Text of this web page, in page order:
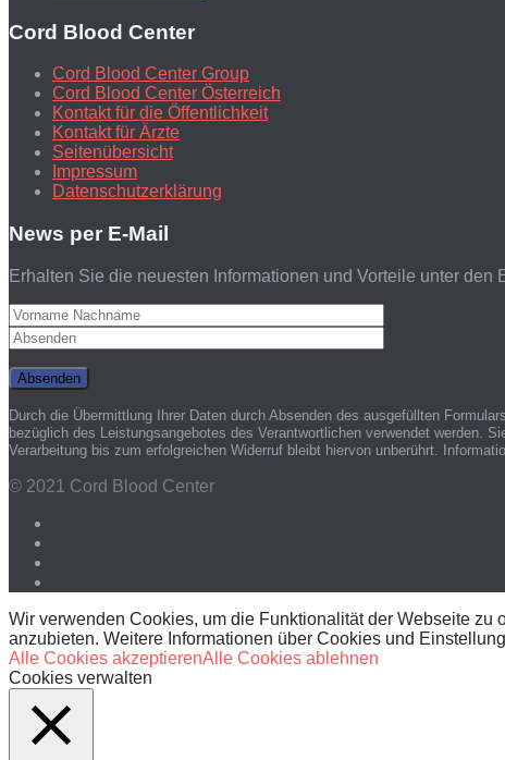
Cord Blood Center
Cord Blood Center Group
Cord Blood Center Österreich
Kontakt für die Öffentlichkeit
Kontakt für Ärzte
Seitenübersicht
Impressum
Datenschutzerklärung
News per E-Mail
Erhalten Sie die neuesten Informationen und Vorteile unter den
Durch die Übermittlung Ihrer Daten durch Absenden des ausgefüllten
bezüglich des Leistungsangebotes des Verantwortlichen verwendet werden.
Verarbeitung bis zum erfolgreichen Widerruf bleibt hiervon unberührt.
© 2021 Cord Blood Center
Wir verwenden Cookies, um die Funktionalität der Webseite
anzubieten. Weitere Informationen über Cookies und
Alle Cookies akzeptierenAlle Cookies ablehnen
Cookies verwalten